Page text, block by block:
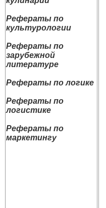
Рефераты по
культурологии
Рефераты по
зарубежной
литературе
Рефераты по логике
Рефераты по
логистике
Рефераты по
маркетингу